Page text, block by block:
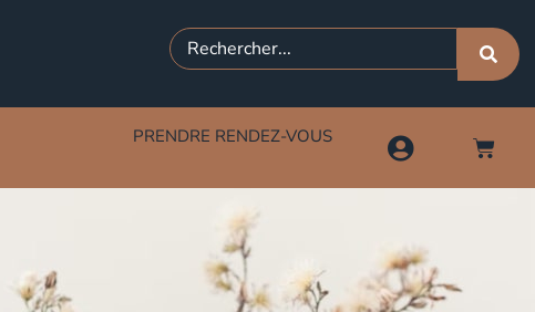
PRENDRE RENDEZ-VOUS